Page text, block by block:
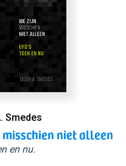
Smedes
misschien niet alleen
en nu.